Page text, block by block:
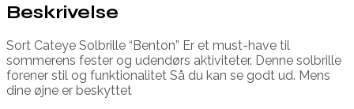
Beskrivelse
Sort Cateye Solbrille “Benton” Er et must-have til
sommerens fester og udendørs aktiviteter. Denne solbrille
forener stil og funktionalitet Så du kan se godt ud. Mens
dine øjne er beskyttet